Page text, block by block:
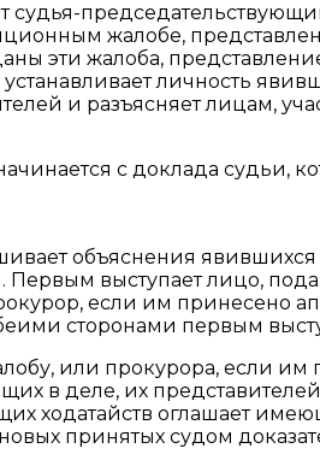
судья-
жалобе,
эти жалоба,
личность
и разъясняет лицам,
с доклада судьи,
объяснения явившихся
Первым выступает лицо,
если им принесено
сторонами первым
или прокурора, если им
в деле, их
ходатайств оглашает
принятых судом